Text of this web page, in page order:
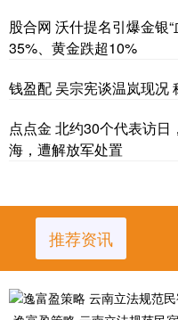
股合网 沃什提名引爆金银
35%、黄金跌超10%
钱盈配 吴宗宪谈温岚现况
点点金 北约30个代表访
海，遭解放军处置
推荐资讯